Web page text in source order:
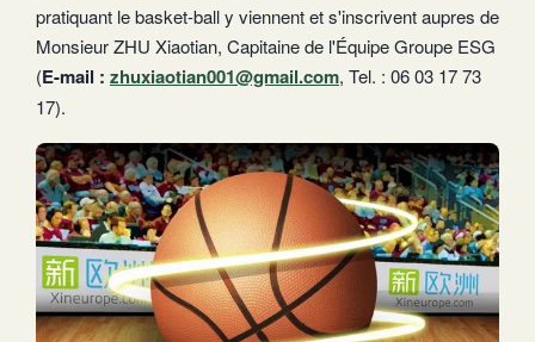
pratiquant le basket-ball y viennent et s'inscrivent aupres de
Monsieur ZHU Xiaotian, Capitaine de l'Équipe Groupe ESG
(E-mail : zhuxiaotian001@gmail.com, Tel. : 06 03 17 73
17).